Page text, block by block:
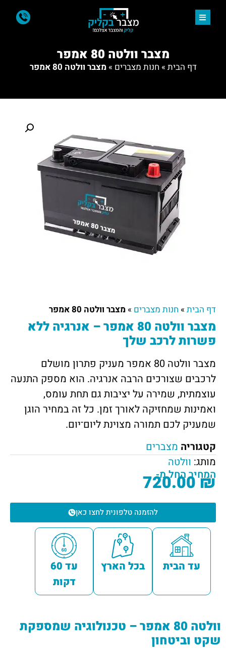
מצבר וולטה 80 אמפר
דף הבית » חנות מצברים »מצבר וולטה 80 אמפר
דף הבית » חנות מצברים » מצבר וולטה 80 אמפר
מצבר וולטה 80 אמפר – אנרגיה ללא
פשרות לרכב שלך
מצבר וולטה 80 אמפר מעניק פתרון מושלם
לרכבים שצורכים הרבה אנרגיה. הוא מספק התנעה
עוצמתית, שמירה על יציבות גם תחת עומס,
ואמינות שמחזיקה לאורך זמן. כל זה במחיר הוגן
שמעניק לכם תמורה מצוינת ליום־יום.
קטגוריה מצברים
מותג: וולטה
המחיר החל מ-
720.00₪
להזמנה טלפונית לחצו כאן
עד הבית בכל הארץ
עד 60
דקות
וולטה 80 אמפר – טכנולוגיה שמספקת
שקט וביטחון